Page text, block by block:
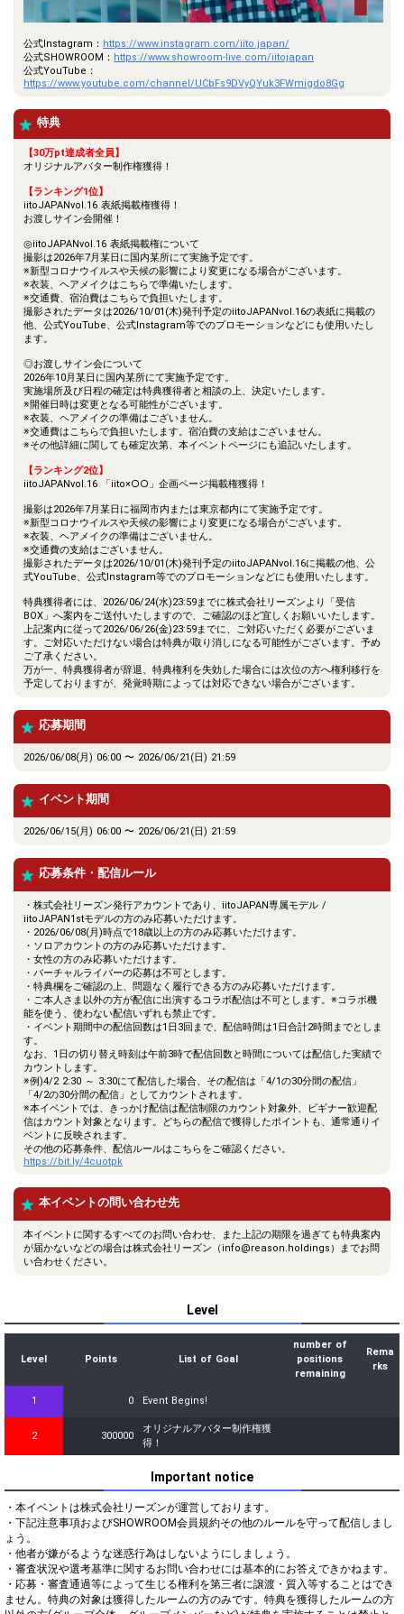
公式Instagram： https://www.instagram.com/iito.japan/
公式SHOWROOM： https://www.showroom-live.com/iitojapan
公式YouTube：
https://www.youtube.com/channel/UCbFs9DVyQYuk3FWmigdo8Gg
特典
【30万pt達成者全員】
オリジナルアバター制作権獲得！
【ランキング1位】
iitoJAPANvol.16 表紙掲載権獲得！
お渡しサイン会開催！
◎iitoJAPANvol.16 表紙掲載権について
撮影は2026年7月某日に国内某所にて実施予定です。
※新型コロナウイルスや天候の影響により変更になる場合がございます。
※衣装、ヘアメイクはこちらで準備いたします。
※交通費、宿泊費はこちらで負担いたします。
撮影されたデータは2026/10/01(木)発刊予定のiitoJAPANvol.16の表紙に掲載の
他、公式YouTube、公式Instagram等でのプロモーションなどにも使用いたし
ます。
◎お渡しサイン会について
2026年10月某日に国内某所にて実施予定です。
実施場所及び日程の確定は特典獲得者と相談の上、決定いたします。
※開催日時は変更となる可能性がございます。
※衣装、ヘアメイクの準備はございません。
※交通費はこちらで負担いたします。宿泊費の支給はございません。
※その他詳細に関しても確定次第、本イベントページにも追記いたします。
【ランキング2位】
iitoJAPANvol.16 「iito×○○」企画ページ掲載権獲得！
撮影は2026年7月某日に福岡市内または東京都内にて実施予定です。
※新型コロナウイルスや天候の影響により変更になる場合がございます。
※衣装、ヘアメイクの準備はございません。
※交通費の支給はございません。
撮影されたデータは2026/10/01(木)発刊予定のiitoJAPANvol.16に掲載の他、公
式YouTube、公式Instagram等でのプロモーションなどにも使用いたします。
特典獲得者には、2026/06/24(水)23:59までに株式会社リーズンより「受信
BOX」へ案内をご送付いたしますので、ご確認のほど宜しくお願いいたします。
上記案内に従って2026/06/26(金)23:59までに、ご対応いただく必要がございま
す。ご対応いただけない場合は特典が取り消しになる可能性がございます。予め
ご了承ください。
万が一、特典獲得者が辞退、特典権利を失効した場合には次位の方へ権利移行を
予定しておりますが、発覚時期によっては対応できない場合がございます。
応募期間
2026/06/08(月) 06:00 〜 2026/06/21(日) 21:59
イベント期間
2026/06/15(月) 06:00 〜 2026/06/21(日) 21:59
応募条件・配信ルール
・株式会社リーズン発行アカウントであり、iitoJAPAN専属モデル /
iitoJAPAN1stモデルの方のみ応募いただけます。
・2026/06/08(月)時点で18歳以上の方のみ応募いただけます。
・ソロアカウントの方のみ応募いただけます。
・女性の方のみ応募いただけます。
・バーチャルライバーの応募は不可とします。
・特典欄をご確認の上、問題なく履行できる方のみ応募いただけます。
・ご本人さま以外の方が配信に出演するコラボ配信は不可とします。※コラボ機
能を使う、使わない配信いずれも禁止です。
・イベント期間中の配信回数は1日3回まで、配信時間は1日合計2時間までとしま
す。
なお、1日の切り替え時刻は午前3時で配信回数と時間については配信した実績で
カウントします。
※例)4/2 2:30 ～ 3:30にて配信した場合、その配信は「4/1の30分間の配信」
「4/2の30分間の配信」としてカウントされます。
※本イベントでは、きっかけ配信は配信制限のカウント対象外、ビギナー歓迎配
信はカウント対象となります。どちらの配信で獲得したポイントも、通常通りイ
ベントに反映されます。
その他の応募条件、配信ルールはこちらをご確認ください。
https://bit.ly/4cuotpk
本イベントの問い合わせ先
本イベントに関するすべてのお問い合わせ、また上記の期限を過ぎても特典案内
が届かないなどの場合は株式会社リーズン（info@reason.holdings）までお問
い合わせください。
Level
Level Points List of Goal
number of
positions
remaining
Rema
rks
1 0 Event Begins!
2 300000
オリジナルアバター制作権獲
得！
Important notice
・本イベントは株式会社リーズンが運営しております。
・下記注意事項およびSHOWROOM会員規約その他のルールを守って配信しまし
ょう。
・他者が嫌がるような迷惑行為はしないようにしましょう。
・審査状況や選考基準に関するお問い合わせには基本的にお答えできかねます。
・応募・審査通過等によって生じる権利を第三者に譲渡・質入等することはでき
ません。特典の対象は獲得したルームの方のみです。特典を獲得したルームの方